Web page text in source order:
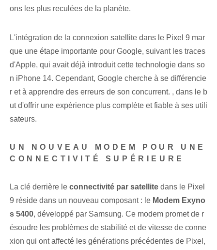
ons les plus reculées de la planète.
L'intégration de la connexion satellite dans le Pixel 9 mar
que une étape importante pour Google, suivant les traces
d'Apple, qui avait déjà introduit cette technologie dans so
n iPhone 14. Cependant, Google cherche à se différencie
r et à apprendre des erreurs de son concurrent. , dans le b
ut d'offrir une expérience plus complète et fiable à ses utili
sateurs.
UN NOUVEAU MODEM POUR UNE
CONNECTIVITÉ SUPÉRIEURE
La clé derrière le connectivité par satellite dans le Pixel
9 réside dans un nouveau composant : le Modem Exyno
s 5400, développé par Samsung. Ce modem promet de r
ésoudre les problèmes de stabilité et de vitesse de conne
xion qui ont affecté les générations précédentes de Pixel,